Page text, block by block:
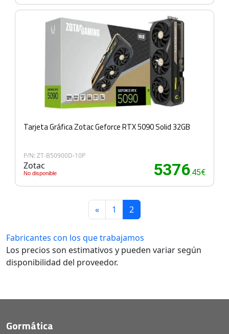
Tarjeta Gráfica Zotac Geforce RTX 5090 Solid 32GB
P/N: ZT-B50900D-10P
Zotac
No disponible 5376.45€
« 1 2
Fabricantes con los que trabajamos
Los precios son estimativos y pueden variar según
disponibilidad del proveedor.
Gormática